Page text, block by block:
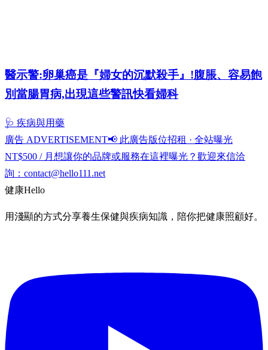
醫示警:卵巢癌是『婦女的沉默殺手』!腹脹、容易飽
別當腸胃病,出現這些警訊快看婦科
🩺 疾病與用藥
廣告 ADVERTISEMENT📢 此廣告版位招租 · 全站曝光
NT$500 / 月 想讓你的品牌或服務在這裡曝光？歡迎來信洽
詢： contact@hello111.net
健康Hello
用淺顯的方式分享養生保健與疾病知識，陪你把健康照顧好。